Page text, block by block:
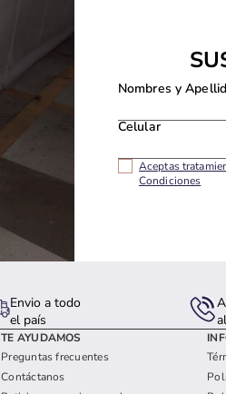
Nombres y
Celular
Aceptas
Condiciones
Envio a todo
el país
TE AYUDAMOS
Preguntas frecuentes
Contáctanos